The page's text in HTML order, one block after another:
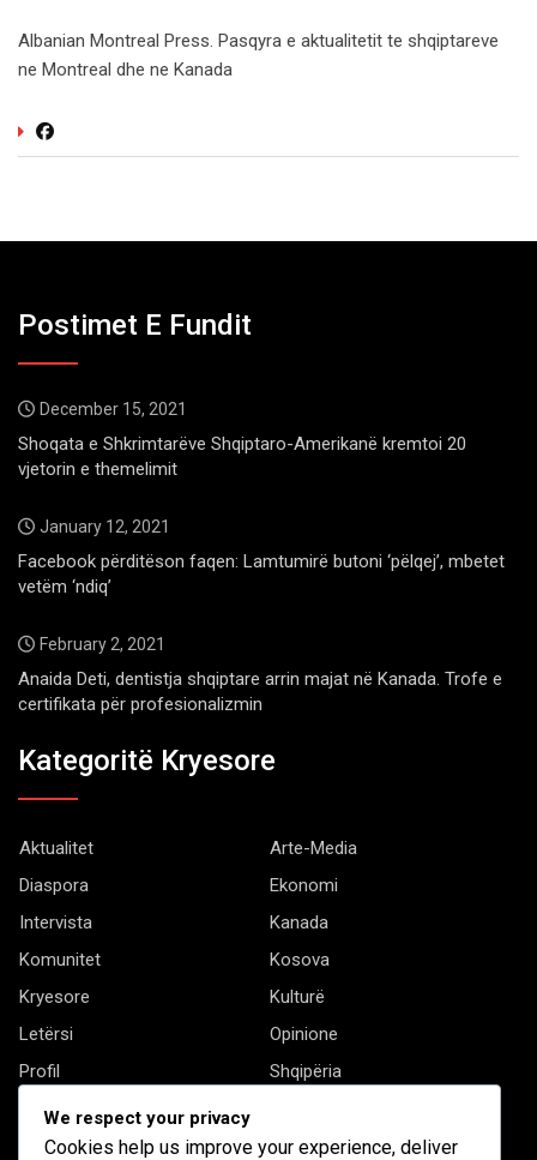
Albanian Montreal Press. Pasqyra e aktualitetit te shqiptareve
ne Montreal dhe ne Kanada
Postimet E Fundit
December 15, 2021
Shoqata e Shkrimtarëve Shqiptaro-Amerikanë kremtoi 20
vjetorin e themelimit
January 12, 2021
Facebook përditëson faqen: Lamtumirë butoni ‘pëlqej’, mbetet
vetëm ‘ndiq’
February 2, 2021
Anaida Deti, dentistja shqiptare arrin majat në Kanada. Trofe e
certifikata për profesionalizmin
Kategoritë Kryesore
Aktualitet
Arte-Media
Diaspora
Ekonomi
Intervista
Kanada
Komunitet
Kosova
Kryesore
Kulturë
Letërsi
Opinione
Profil
Shqipëria
Shqiptarët në biznes
Të tjera
We respect your privacy
Cookies help us improve your experience, deliver